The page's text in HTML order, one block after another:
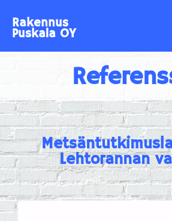
Rakennus
Puskala OY
Lehtorannan